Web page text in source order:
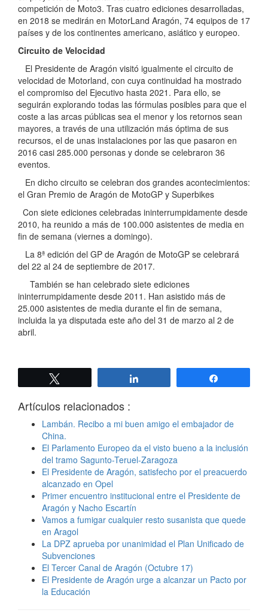
competición de Moto3. Tras cuatro ediciones desarrolladas,
en 2018 se medirán en MotorLand Aragón, 74 equipos de 17
países y de los continentes americano, asiático y europeo.
Circuito de Velocidad
El Presidente de Aragón visitó igualmente el circuito de
velocidad de Motorland, con cuya continuidad ha mostrado
el compromiso del Ejecutivo hasta 2021. Para ello, se
seguirán explorando todas las fórmulas posibles para que el
coste a las arcas públicas sea el menor y los retornos sean
mayores, a través de una utilización más óptima de sus
recursos, el de unas instalaciones por las que pasaron en
2016 casi 285.000 personas y donde se celebraron 36
eventos.
En dicho circuito se celebran dos grandes acontecimientos:
el Gran Premio de Aragón de MotoGP y Superbikes
Con siete ediciones celebradas ininterrumpidamente desde
2010, ha reunido a más de 100.000 asistentes de media en
fin de semana (viernes a domingo).
La 8ª edición del GP de Aragón de MotoGP se celebrará
del 22 al 24 de septiembre de 2017.
También se han celebrado siete ediciones
ininterrumpidamente desde 2011. Han asistido más de
25.000 asistentes de media durante el fin de semana,
incluida la ya disputada este año del 31 de marzo al 2 de
abril.
Artículos relacionados :
Lambán. Recibo a mi buen amigo el embajador de
China.
El Parlamento Europeo da el visto bueno a la inclusión
del tramo Sagunto-Teruel-Zaragoza
El Presidente de Aragón, satisfecho por el preacuerdo
alcanzado en Opel
Primer encuentro institucional entre el Presidente de
Aragón y Nacho Escartín
Vamos a fumigar cualquier resto susanista que quede
en Aragol
La DPZ aprueba por unanimidad el Plan Unificado de
Subvenciones
El Tercer Canal de Aragón (Octubre 17)
El Presidente de Aragón urge a alcanzar un Pacto por
la Educación